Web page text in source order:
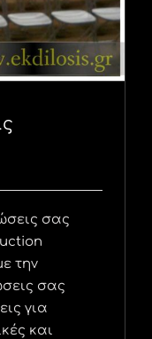
σας
την
σας
για
και